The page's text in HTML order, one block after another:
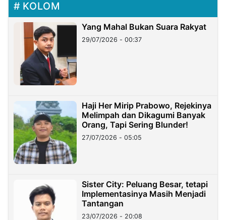
KOLOM
Yang Mahal Bukan Suara Rakyat
29/07/2026 - 00:37
Haji Her Mirip Prabowo, Rejekinya
Melimpah dan Dikagumi Banyak
Orang, Tapi Sering Blunder!
27/07/2026 - 05:05
Sister City: Peluang Besar, tetapi
Implementasinya Masih Menjadi
Tantangan
23/07/2026 - 20:08